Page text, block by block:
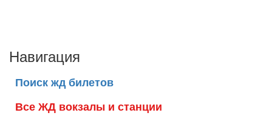
Навигация
Поиск жд билетов
Все ЖД вокзалы и станции